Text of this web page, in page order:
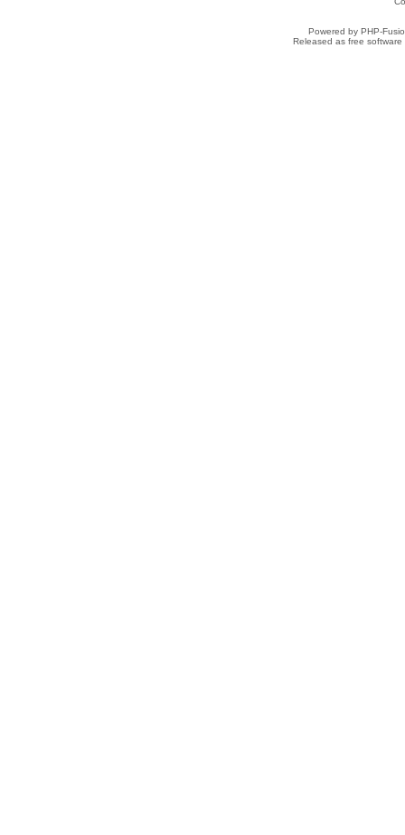
Powered by PHP-
Released as free